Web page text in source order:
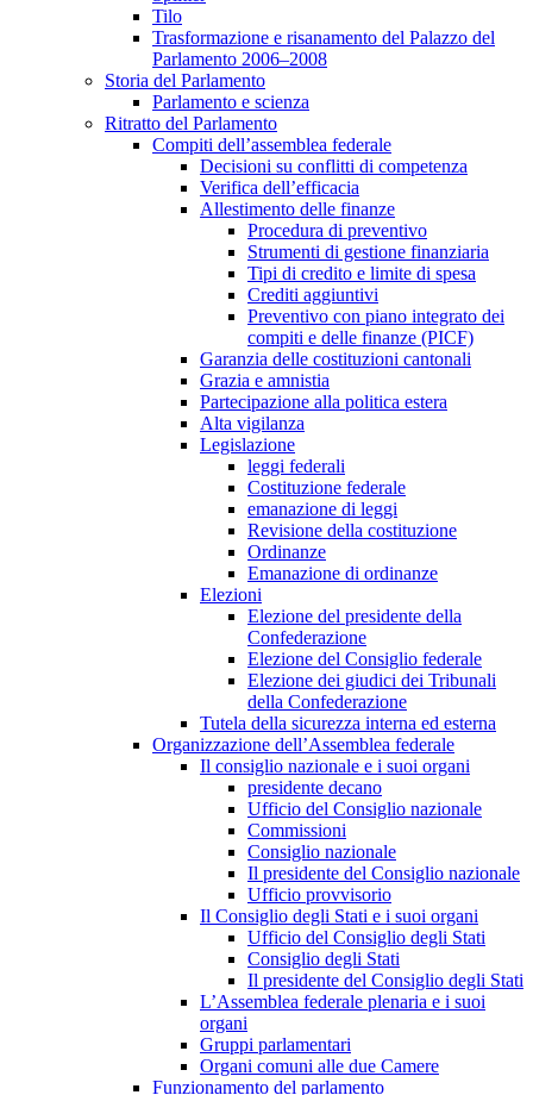
Tilo
Trasformazione e risanamento del Palazzo del
Parlamento 2006–2008
Storia del Parlamento
Parlamento e scienza
Ritratto del Parlamento
Compiti dell’assemblea federale
Decisioni su conflitti di competenza
Verifica dell’efficacia
Allestimento delle finanze
Procedura di preventivo
Strumenti di gestione finanziaria
Tipi di credito e limite di spesa
Crediti aggiuntivi
Preventivo con piano integrato dei
compiti e delle finanze (PICF)
Garanzia delle costituzioni cantonali
Grazia e amnistia
Partecipazione alla politica estera
Alta vigilanza
Legislazione
leggi federali
Costituzione federale
emanazione di leggi
Revisione della costituzione
Ordinanze
Emanazione di ordinanze
Elezioni
Elezione del presidente della
Confederazione
Elezione del Consiglio federale
Elezione dei giudici dei Tribunali
della Confederazione
Tutela della sicurezza interna ed esterna
Organizzazione dell’Assemblea federale
Il consiglio nazionale e i suoi organi
presidente decano
Ufficio del Consiglio nazionale
Commissioni
Consiglio nazionale
Il presidente del Consiglio nazionale
Ufficio provvisorio
Il Consiglio degli Stati e i suoi organi
Ufficio del Consiglio degli Stati
Consiglio degli Stati
Il presidente del Consiglio degli Stati
L’Assemblea federale plenaria e i suoi
organi
Gruppi parlamentari
Organi comuni alle due Camere
Funzionamento del parlamento